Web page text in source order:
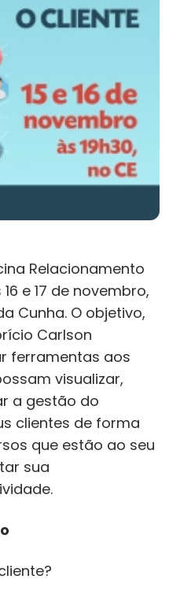
Relacionamento
e 17 de novembro,
Cunha. O objetivo,
Carlson
ferramentas aos
visualizar,
a gestão do
clientes de forma
que estão ao seu
sua